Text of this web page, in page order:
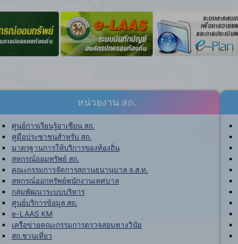
หน่วยงาน สถ.
ศูนย์การเรียนรู้อาเซียน สถ.
คู่มือประชาชนสำหรับ สถ.
มาตรฐานการให้บริการของท้องถิ่น
สหกรณ์ออมทรัพย์ สถ.
คณะกรรมการจัดการสถานธนานุบาล จ.ส.ท.
สหกรณ์ออกทรัพย์พนักงานเทศบาล
กลุ่มพัฒนาระบบบริหาร
ศูนย์บริการข้อมูล สถ.
e-LAAS KM
เครือข่ายคณะกรรมการตรวจสอบทางวินัย
สถ.ชวนเที่ยว